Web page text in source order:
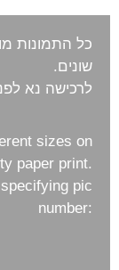
כל התמונות
שונים.
לרכישה נא
sizes on
paper print.
pic
number: